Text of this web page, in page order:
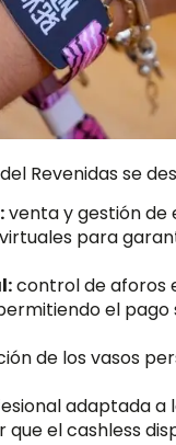
Revenidas se
:venta y gestión de
para
:control de aforos
el
de los vasos
adaptada a
el cashless